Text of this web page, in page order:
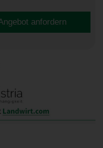
anfordern